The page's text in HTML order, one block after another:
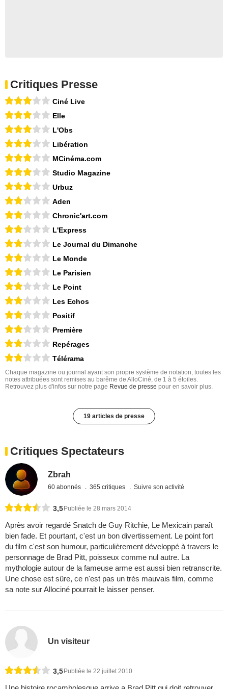
Critiques Presse
Ciné Live
Elle
L'Obs
Libération
MCinéma.com
Studio Magazine
Urbuz
Aden
Chronic'art.com
L'Express
Le Journal du Dimanche
Le Monde
Le Parisien
Le Point
Les Echos
Positif
Première
Repérages
Télérama
Chaque magazine ou journal ayant son propre système de notation, toutes les
notes attribuées sont remises au barême de AlloCiné, de 1 à 5 étoiles.
Retrouvez plus d'infos sur notre page Revue de presse pour en savoir plus.
19 articles de presse
Critiques Spectateurs
Zbrah
60 abonnés 365 critiques Suivre son activité
3,5 Publiée le 28 mars 2014
Après avoir regardé Snatch de Guy Ritchie, Le Mexicain paraît
bien fade. Et pourtant, c'est un bon divertissement. Le point fort
du film c'est son humour, particulièrement développé à travers le
personnage de Brad Pitt, poisseux comme nul autre. La
mythologie autour de la fameuse arme est aussi bien retranscrite.
Une chose est sûre, ce n'est pas un très mauvais film, comme
sa note sur Allociné pourrait le laisser penser.
Un visiteur
3,5 Publiée le 22 juillet 2010